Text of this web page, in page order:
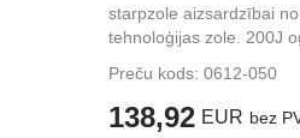
starpzole aizsardzībai
tehnoloģijas zole. 200J
Preču kods: 0612-050
138,92 EUR bez